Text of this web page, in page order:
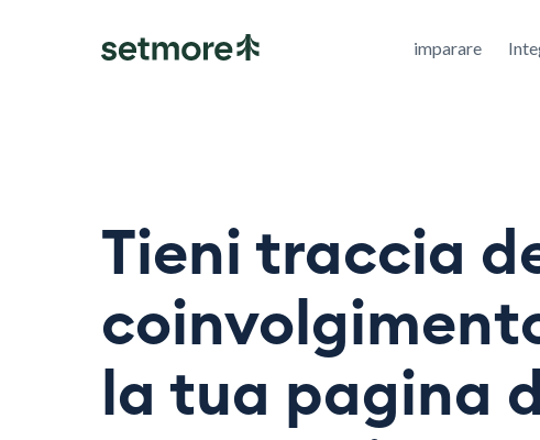
imparare
Tieni traccia
la tua pagina